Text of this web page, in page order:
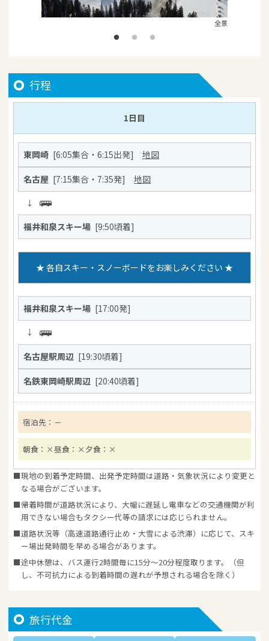
全景
行程
1日目
東岡崎 [6:05集合・6:15出発] 地図
名古屋 [7:15集合・7:35発] 地図
↓
福井和泉スキー場 [9:50頃着]
★ 各自スキー・スノーボードをお楽しみください ★
福井和泉スキー場 [17:00発]
↓
名古屋駅周辺 [19:30頃着]
名鉄東岡崎駅周辺 [20:40頃着]
宿泊先： －
朝食：×昼食：× 夕食：×
現地の到着予定時間、出発予定時間は道路・気象状況により変更と
なる場合がございます。
帰着時間が道路状況により、大幅に遅延し電車などの交通機関が利
用できない場合もタクシー代等の請求には応じられません。
道路状況等（高速道路通行止め・大雪による渋滞）に応じて、スキ
ー場出発時間を早める場合があります。
途中休憩は、バス運行2時間毎に15分～20分程度取ります。（但
し、不可抗力による到着時間の遅れが予想される場合を除く）
旅行代金